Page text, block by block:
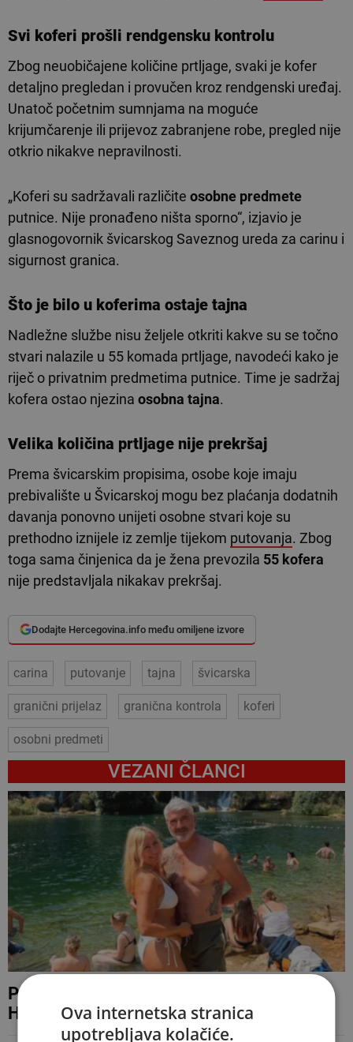
Svi koferi prošli rendgensku kontrolu
Zbog neuobičajene količine prtljage, svaki je kofer
detaljno pregledan i provučen kroz rendgenski uređaj.
Unatoč početnim sumnjama na moguće
krijumčarenje ili prijevoz zabranjene robe, pregled nije
otkrio nikakve nepravilnosti.
„Koferi su sadržavali različite osobne predmete
putnice. Nije pronađeno ništa sporno“, izjavio je
glasnogovornik švicarskog Saveznog ureda za carinu i
sigurnost granica.
Što je bilo u koferima ostaje tajna
Nadležne službe nisu željele otkriti kakve su se točno
stvari nalazile u 55 komada prtljage, navodeći kako je
riječ o privatnim predmetima putnice. Time je sadržaj
kofera ostao njezina osobna tajna.
Velika količina prtljage nije prekršaj
Prema švicarskim propisima, osobe koje imaju
prebivalište u Švicarskoj mogu bez plaćanja dodatnih
davanja ponovno unijeti osobne stvari koje su
prethodno iznijele iz zemlje tijekom putovanja. Zbog
toga sama činjenica da je žena prevozila 55 kofera
nije predstavljala nikakav prekršaj.
Dodajte Hercegovina.info među omiljene izvore
carina putovanje tajna švicarska
granični prijelaz granična kontrola koferi
osobni predmeti
VEZANI ČLANCI
Predsjednički kandidat oduševljen
Hercegovinom: 'Vratit ću se opet. Sigurno'
Ova internetska stranica
upotrebljava kolačiće.